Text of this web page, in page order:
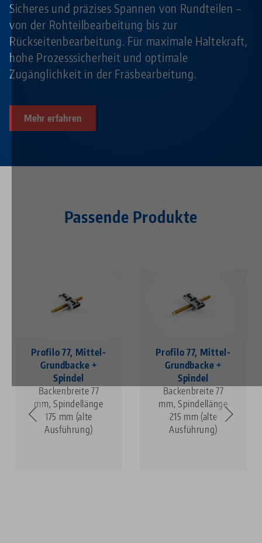
Sicheres und präzises Spannen von Rundteilen –
von der Rohteilbearbeitung bis zur
Rückseitenbearbeitung. Für maximale Haltekraft,
hohe Prozesssicherheit und optimale
Zugänglichkeit in der Fräsbearbeitung.
Mehr erfahren
Passende Produkte
Profilo 77, Mittel-
Grundbacke +
Spindel
Backenbreite 77
mm, Spindellänge
175 mm (alte
Ausführung)
Profilo 77, Mittel-
Grundbacke +
Spindel
Backenbreite 77
mm, Spindellänge
215 mm (alte
Ausführung)